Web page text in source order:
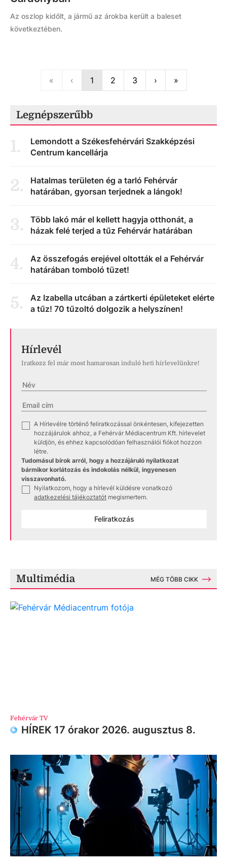
Az oszlop kidőlt, a jármű az árokba került a baleset
következtében.
« ‹Previous
1 2 3 ›Next»Last
Legnépszerűbb
1.
Lemondott a Székesfehérvári Szakképzési
Centrum kancellárja
2.
Hatalmas területen ég a tarló Fehérvár
határában, gyorsan terjednek a lángok!
3.
Több lakó már el kellett hagyja otthonát, a
házak felé terjed a tűz Fehérvár határában
4.
Az összefogás erejével oltották el a Fehérvár
határában tomboló tüzet!
5.
Az Izabella utcában a zártkerti épületeket elérte
a tűz! 70 tűzoltó dolgozik a helyszínen!
Hírlevél
Iratkozz fel már most hamarosan induló heti hírlevelünkre!
A Hírlevélre történő feliratkozással önkéntesen, kifejezetten
hozzájárulok ahhoz, a Fehérvár Médiacentrum Kft. hírlevelet
küldjön, és ehhez kapcsolódóan felhasználói fiókot hozzon
létre.
Tudomásul bírok arról, hogy a hozzájáruló nyilatkozat
bármikor korlátozás és indokolás nélkül, ingyenesen
visszavonható.
Nyilatkozom, hogy a hírlevél küldésre vonatkozó
adatkezelési tájékoztatót megismertem.
Feliratkozás
Multimédia MÉG TÖBB CIKK
Fehérvár TV
HÍREK 17 órakor 2026. augusztus 8.